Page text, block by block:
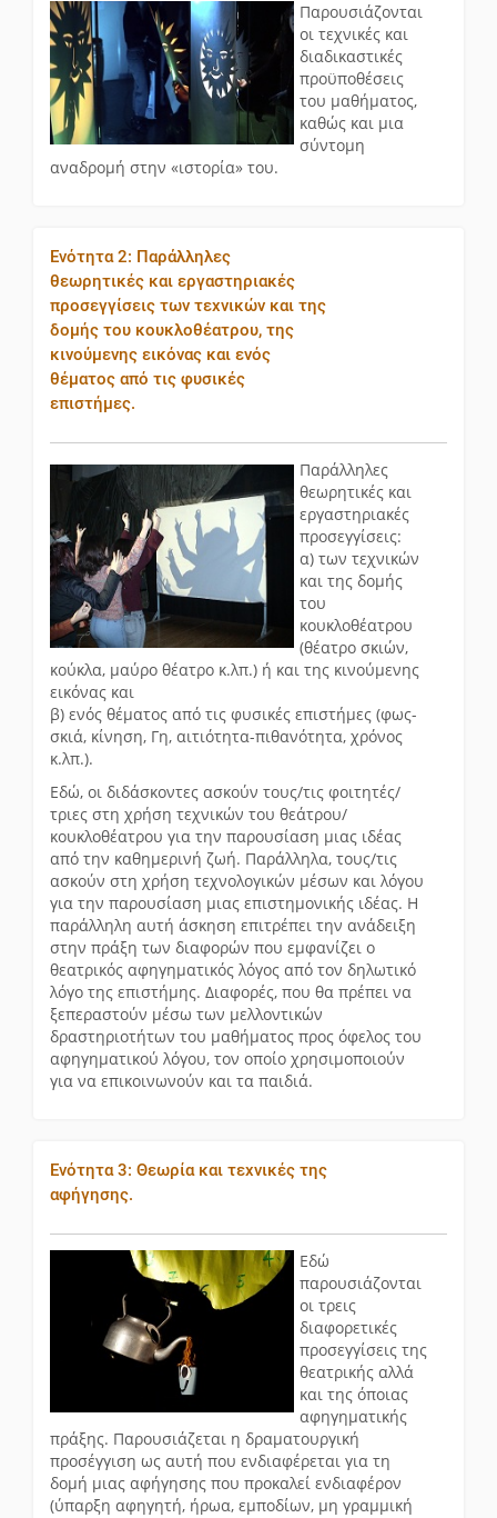
Παρουσιάζονται
οι τεχνικές και
διαδικαστικές
προϋποθέσεις
του μαθήματος,
καθώς και μια
σύντομη
αναδρομή στην «ιστορία» του.
Ενότητα 2: Παράλληλες
θεωρητικές και εργαστηριακές
προσεγγίσεις των τεχνικών και της
δομής του κουκλοθέατρου, της
κινούμενης εικόνας και ενός
θέματος από τις φυσικές
επιστήμες.
Παράλληλες
θεωρητικές και
εργαστηριακές
προσεγγίσεις:
α) των τεχνικών
και της δομής
του
κουκλοθέατρου
(θέατρο σκιών,
κούκλα, μαύρο θέατρο κ.λπ.) ή και της κινούμενης
εικόνας και
β) ενός θέματος από τις φυσικές επιστήμες (φως-
σκιά, κίνηση, Γη, αιτιότητα-πιθανότητα, χρόνος
κ.λπ.).
Εδώ, οι διδάσκοντες ασκούν τους/τις φοιτητές/
τριες στη χρήση τεχνικών του θεάτρου/
κουκλοθέατρου για την παρουσίαση μιας ιδέας
από την καθημερινή ζωή. Παράλληλα, τους/τις
ασκούν στη χρήση τεχνολογικών μέσων και λόγου
για την παρουσίαση μιας επιστημονικής ιδέας. Η
παράλληλη αυτή άσκηση επιτρέπει την ανάδειξη
στην πράξη των διαφορών που εμφανίζει ο
θεατρικός αφηγηματικός λόγος από τον δηλωτικό
λόγο της επιστήμης. Διαφορές, που θα πρέπει να
ξεπεραστούν μέσω των μελλοντικών
δραστηριοτήτων του μαθήματος προς όφελος του
αφηγηματικού λόγου, τον οποίο χρησιμοποιούν
για να επικοινωνούν και τα παιδιά.
Ενότητα 3: Θεωρία και τεχνικές της
αφήγησης.
Εδώ
παρουσιάζονται
οι τρεις
διαφορετικές
προσεγγίσεις της
θεατρικής αλλά
και της όποιας
αφηγηματικής
πράξης. Παρουσιάζεται η δραματουργική
προσέγγιση ως αυτή που ενδιαφέρεται για τη
δομή μιας αφήγησης που προκαλεί ενδιαφέρον
(ύπαρξη αφηγητή, ήρωα, εμποδίων, μη γραμμική